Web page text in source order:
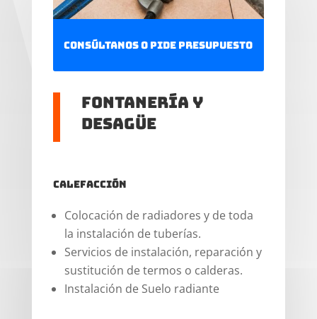
Consúltanos o pide presupuesto
Fontanería y
desagüe
Calefacción
Colocación de radiadores y de toda
la instalación de tuberías.
Servicios de instalación, reparación y
sustitución de termos o calderas.
Instalación de Suelo radiante